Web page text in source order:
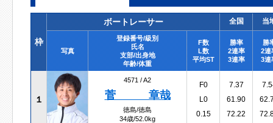
枠
ボートレーサー 全国 当
写真
登録番号/級別
氏名
支部/出身地
年齢/体重
F数
L数
平均ST
勝率
2連率
3連率
勝
2連
3連
１
4571 /A2
菅 章哉
徳島/徳島
34歳/52.0kg
F0
L0
0.15
7.37
61.90
72.22